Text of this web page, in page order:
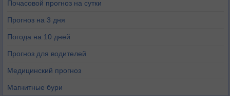
Почасовой прогноз на сутки
Прогноз на 3 дня
Погода на 10 дней
Прогноз для водителей
Медицинский прогноз
Магнитные бури